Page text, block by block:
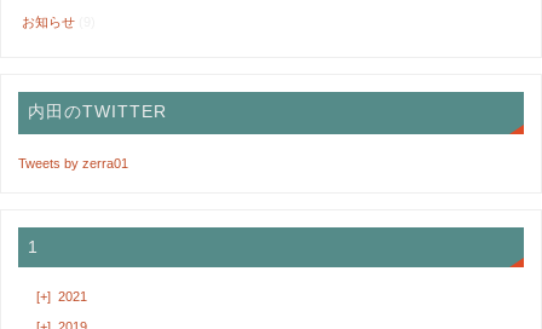
お知らせ
内田のTWITTER
Tweets by zerra01
1
[+] 2021
[+] 2019